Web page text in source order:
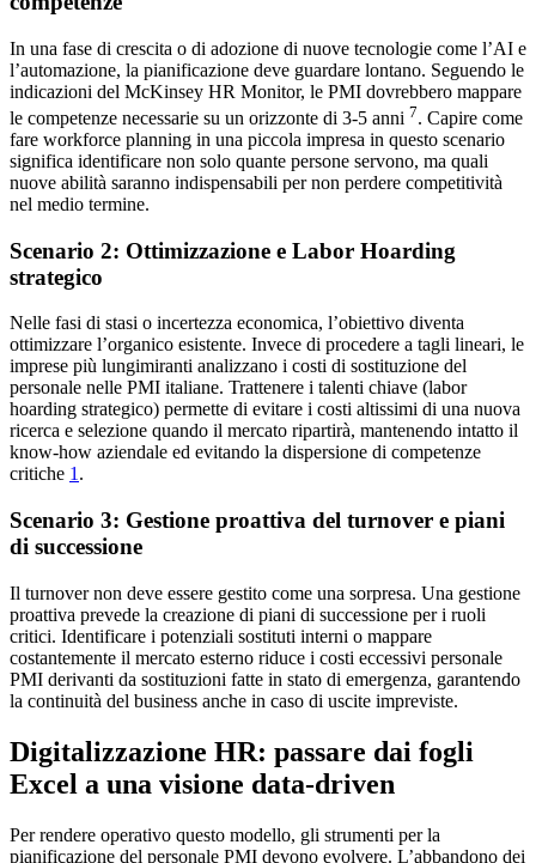
In una fase di crescita o di adozione di nuove tecnologie come l’AI e
l’automazione, la pianificazione deve guardare lontano. Seguendo le
indicazioni del McKinsey HR Monitor, le PMI dovrebbero mappare
le competenze necessarie su un orizzonte di 3-5 anni 7. Capire come
fare workforce planning in una piccola impresa in questo scenario
significa identificare non solo quante persone servono, ma quali
nuove abilità saranno indispensabili per non perdere competitività
nel medio termine.
Scenario 2: Ottimizzazione e Labor Hoarding
strategico
Nelle fasi di stasi o incertezza economica, l’obiettivo diventa
ottimizzare l’organico esistente. Invece di procedere a tagli lineari, le
imprese più lungimiranti analizzano i costi di sostituzione del
personale nelle PMI italiane. Trattenere i talenti chiave (labor
hoarding strategico) permette di evitare i costi altissimi di una nuova
ricerca e selezione quando il mercato ripartirà, mantenendo intatto il
know-how aziendale ed evitando la dispersione di competenze
critiche 1 .
Scenario 3: Gestione proattiva del turnover e piani
di successione
Il turnover non deve essere gestito come una sorpresa. Una gestione
proattiva prevede la creazione di piani di successione per i ruoli
critici. Identificare i potenziali sostituti interni o mappare
costantemente il mercato esterno riduce i costi eccessivi personale
PMI derivanti da sostituzioni fatte in stato di emergenza, garantendo
la continuità del business anche in caso di uscite impreviste.
Digitalizzazione HR: passare dai fogli
Excel a una visione data-driven
Per rendere operativo questo modello, gli strumenti per la
pianificazione del personale PMI devono evolvere. L’abbandono dei